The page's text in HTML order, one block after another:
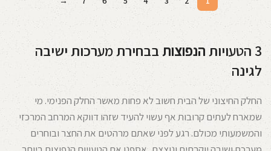
3 הטעויות הנפוצותבבחירת מערכות ישיבה
לגינה
החלק החיצוני של הבית חשוב לא פחות מאשר החלק הפנימי. מי
שמארח לעתים קרובות אף עשוי להעיד שזהו דווקא המרחב המרכזי
והמשמעותי מכולם. רגע לפני שאתם מרהטים את החצר ובוחרים